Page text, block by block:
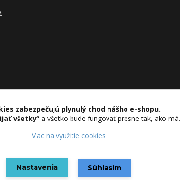
Upravit sběr cookies.
Vytvorené na Eshop-rychlo.sk
zabezpečujú plynulý chod nášho e-shopu.
všetky“ a všetko bude fungovať presne tak, ako má.
Viac na využitie cookies
Nastavenia Súhlasím